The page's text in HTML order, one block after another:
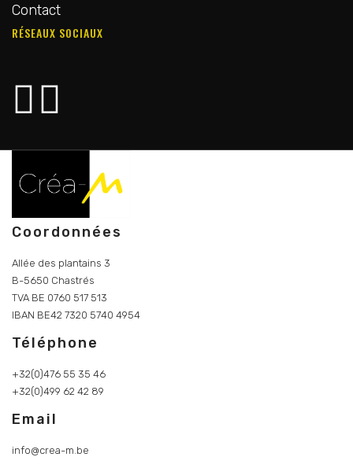
Contact
RÉSEAUX SOCIAUX
Coordonnées
Allée des plantains 3
B-5650 Chastrés
TVA BE 0760 517 513
IBAN BE42 7320 5740 4954
Téléphone
+32(0)476 55 35 46
+32(0)499 62 42 89
Email
info@crea-m.be